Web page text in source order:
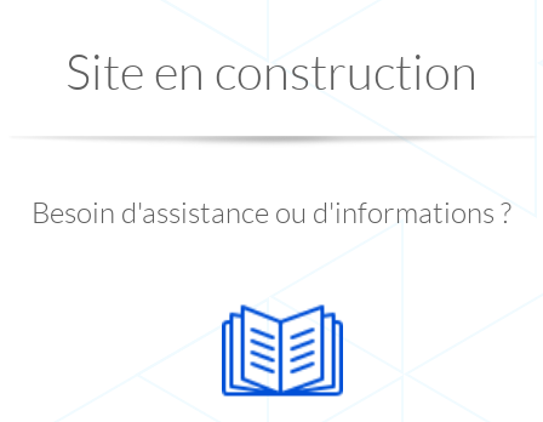
Site en construction
Besoin d'assistance ou d'informations ?